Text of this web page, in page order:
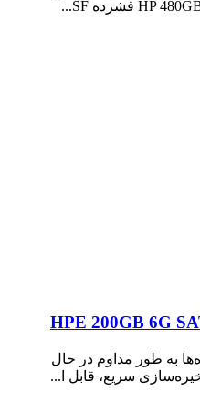
HPE 200GB 6G
به طور مداوم در حال
سریع، قابل ا...